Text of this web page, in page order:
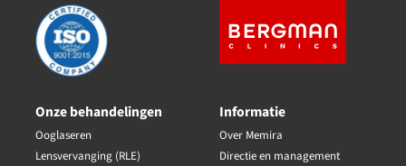
Onze behandelingen
Ooglaseren
Lensvervanging (RLE)
Informatie
Over Memira
Directie en management